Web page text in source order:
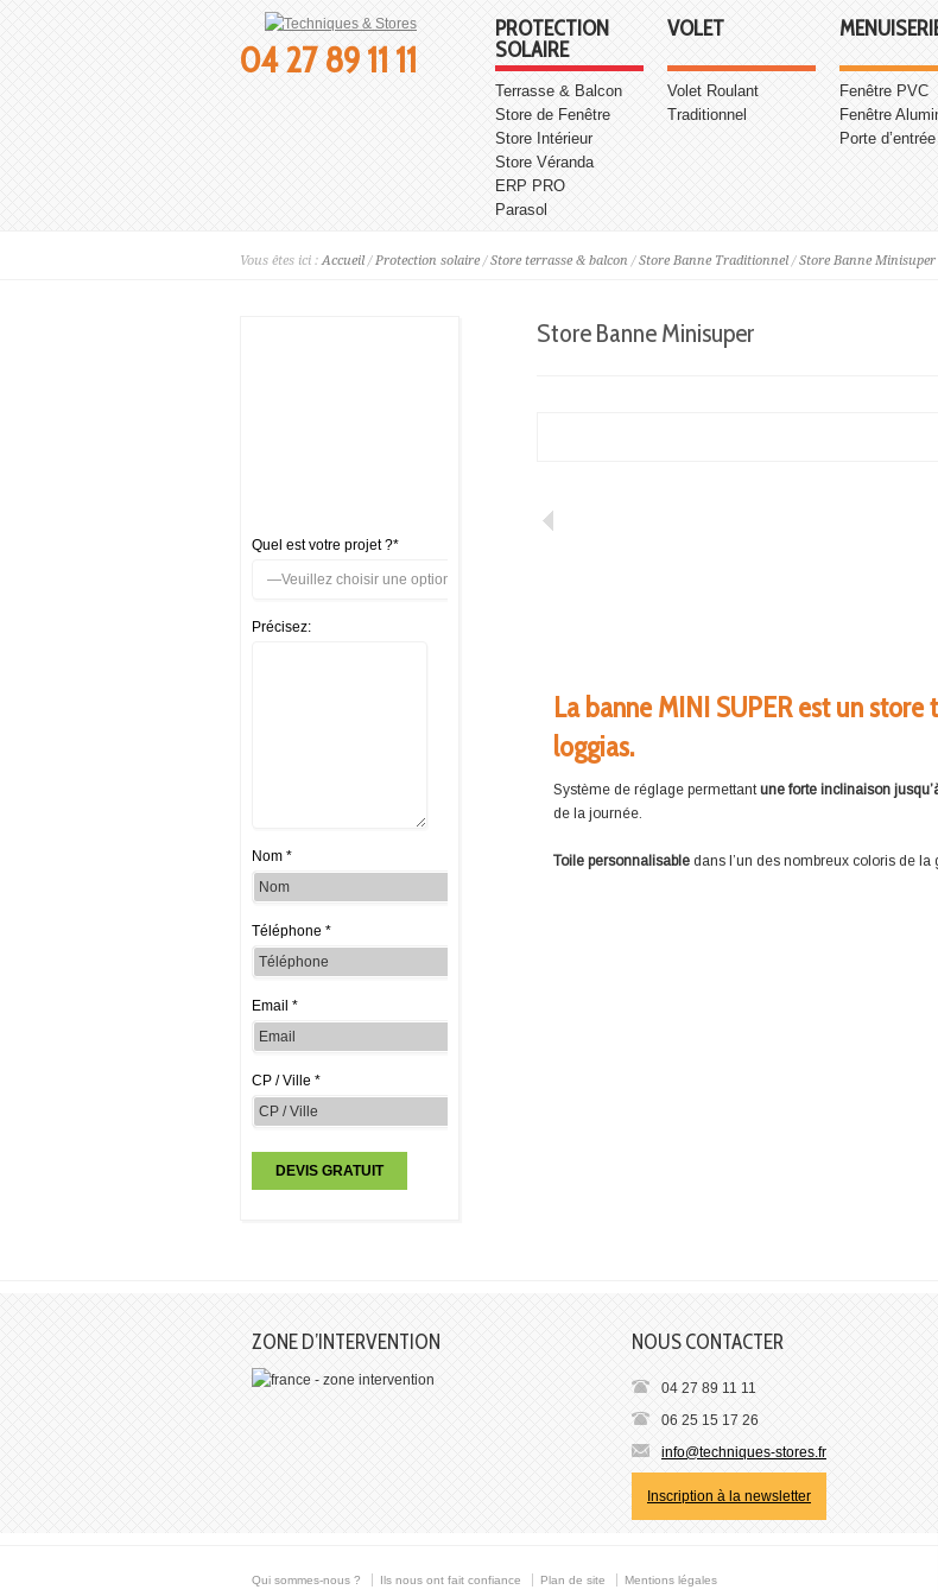
04 27 89 11 11
PROTECTION
SOLAIRE
Terrasse & Balcon
Store de Fenêtre
Store Intérieur
Store Véranda
ERP PRO
Parasol
VOLET
Volet Roulant
Traditionnel
Fenêtre PVC
Fenêtre
Porte d’entrée
Vous êtes ici :Accueil /Protection solaire /Store terrasse & balcon /Store Banne Traditionnel /Store Banne Minisuper
Store Banne Minisuper
La banneMINI SUPER est unstore
loggias.
Système de réglage permettantune forte inclinaison
de la journée.
Toile personnalisabledans l’un des nombreux coloris de la
Quel est votre projet ?*
Précisez:
Nom *
Téléphone *
Email *
CP / Ville *
ZONE D’INTERVENTION NOUS CONTACTER
04 27 89 11 11
06 25 15 17 26
info@techniques-stores.fr
Inscription à la newsletter
Qui sommes-nous ? Ils nous ont fait confiance Plan de site
Mentions légales